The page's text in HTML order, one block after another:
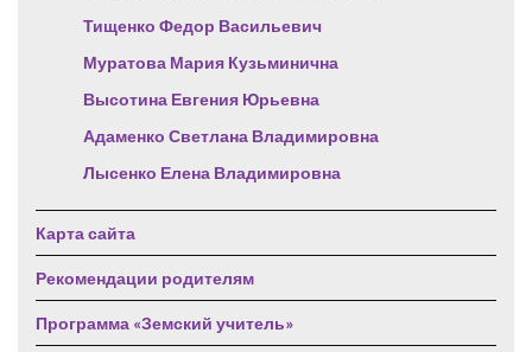
Тищенко Федор Васильевич
Муратова Мария Кузьминична
Высотина Евгения Юрьевна
Адаменко Светлана Владимировна
Лысенко Елена Владимировна
Карта сайта
Рекомендации родителям
Программа «Земский учитель»